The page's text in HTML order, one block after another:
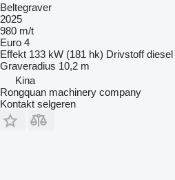
Beltegraver
2025
980 m/t
Euro 4
Effekt 133 kW (181 hk) Drivstoff diesel
Graveradius 10,2 m
Kina
Rongquan machinery company
Kontakt selgeren